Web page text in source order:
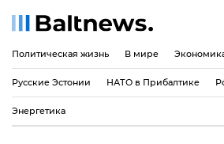
Политическая жизнь В мире
Русские Эстонии НАТО в Прибалтике
Энергетика